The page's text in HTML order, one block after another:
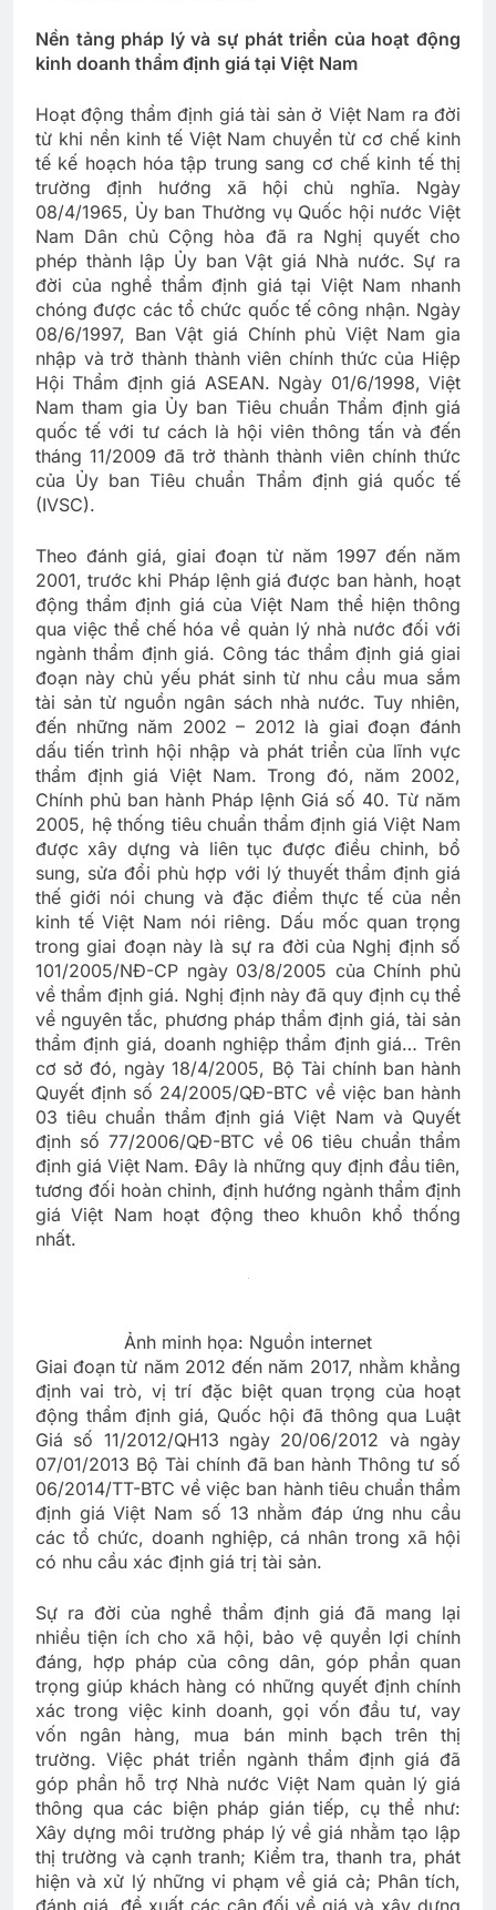
Nền tảng pháp lý và sự phát triển của hoạt động
kinh doanh thẩm định giá tại Việt Nam
Hoạt động thẩm định giá tài sản ở Việt Nam ra đời
từ khi nền kinh tế Việt Nam chuyển từ cơ chế kinh
tế kế hoạch hóa tập trung sang cơ chế kinh tế thị
trường định hướng xã hội chủ nghĩa. Ngày
08/4/1965, Ủy ban Thường vụ Quốc hội nước Việt
Nam Dân chủ Cộng hòa đã ra Nghị quyết cho
phép thành lập Ủy ban Vật giá Nhà nước. Sự ra
đời của nghề thẩm định giá tại Việt Nam nhanh
chóng được các tổ chức quốc tế công nhận. Ngày
08/6/1997, Ban Vật giá Chính phủ Việt Nam gia
nhập và trở thành thành viên chính thức của Hiệp
Hội Thẩm định giá ASEAN. Ngày 01/6/1998, Việt
Nam tham gia Ủy ban Tiêu chuẩn Thẩm định giá
quốc tế với tư cách là hội viên thông tấn và đến
tháng 11/2009 đã trở thành thành viên chính thức
của Ủy ban Tiêu chuẩn Thẩm định giá quốc tế
(IVSC).
Theo đánh giá, giai đoạn từ năm 1997 đến năm
2001, trước khi Pháp lệnh giá được ban hành, hoạt
động thẩm định giá của Việt Nam thể hiện thông
qua việc thể chế hóa về quản lý nhà nước đối với
ngành thẩm định giá. Công tác thẩm định giá giai
đoạn này chủ yếu phát sinh từ nhu cầu mua sắm
tài sản từ nguồn ngân sách nhà nước. Tuy nhiên,
đến những năm 2002 – 2012 là giai đoạn đánh
dấu tiến trình hội nhập và phát triển của lĩnh vực
thẩm định giá Việt Nam. Trong đó, năm 2002,
Chính phủ ban hành Pháp lệnh Giá số 40. Từ năm
2005, hệ thống tiêu chuẩn thẩm định giá Việt Nam
được xây dựng và liên tục được điều chỉnh, bổ
sung, sửa đổi phù hợp với lý thuyết thẩm định giá
thế giới nói chung và đặc điểm thực tế của nền
kinh tế Việt Nam nói riêng. Dấu mốc quan trọng
trong giai đoạn này là sự ra đời của Nghị định số
101/2005/NĐ-CP ngày 03/8/2005 của Chính phủ
về thẩm định giá. Nghị định này đã quy định cụ thể
về nguyên tắc, phương pháp thẩm định giá, tài sản
thẩm định giá, doanh nghiệp thẩm định giá… Trên
cơ sở đó, ngày 18/4/2005, Bộ Tài chính ban hành
Quyết định số 24/2005/QĐ-BTC về việc ban hành
03 tiêu chuẩn thẩm định giá Việt Nam và Quyết
định số 77/2006/QĐ-BTC về 06 tiêu chuẩn thẩm
định giá Việt Nam. Đây là những quy định đầu tiên,
tương đối hoàn chỉnh, định hướng ngành thẩm định
giá Việt Nam hoạt động theo khuôn khổ thống
nhất.
Ảnh minh họa: Nguồn internet
Giai đoạn từ năm 2012 đến năm 2017, nhằm khẳng
định vai trò, vị trí đặc biệt quan trọng của hoạt
động thẩm định giá, Quốc hội đã thông qua Luật
Giá số 11/2012/QH13 ngày 20/06/2012 và ngày
07/01/2013 Bộ Tài chính đã ban hành Thông tư số
06/2014/TT-BTC về việc ban hành tiêu chuẩn thẩm
định giá Việt Nam số 13 nhằm đáp ứng nhu cầu
các tổ chức, doanh nghiệp, cá nhân trong xã hội
có nhu cầu xác định giá trị tài sản.
Sự ra đời của nghề thẩm định giá đã mang lại
nhiều tiện ích cho xã hội, bảo vệ quyền lợi chính
đáng, hợp pháp của công dân, góp phần quan
trọng giúp khách hàng có những quyết định chính
xác trong việc kinh doanh, gọi vốn đầu tư, vay
vốn ngân hàng, mua bán minh bạch trên thị
trường. Việc phát triển ngành thẩm định giá đã
góp phần hỗ trợ Nhà nước Việt Nam quản lý giá
thông qua các biện pháp gián tiếp, cụ thể như:
Xây dựng môi trường pháp lý về giá nhằm tạo lập
thị trường và cạnh tranh; Kiểm tra, thanh tra, phát
hiện và xử lý những vi phạm về giá cả; Phân tích,
đánh giá, đề xuất các cân đối về giá và xây dựng